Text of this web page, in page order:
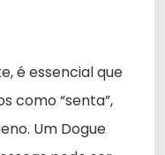
é essencial que
como “senta”,
Um Dogue